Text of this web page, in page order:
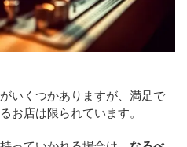
いくつかありますが、満足で
お店は限られています。